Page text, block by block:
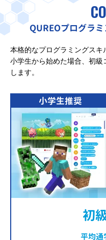
QUREOプログラ
本格的なプログラミングスキ
小学生から始めた場合、初級
します。
小学生推奨
初
平均通